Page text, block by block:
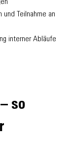
Teilnahme an
interner Abläufe
so